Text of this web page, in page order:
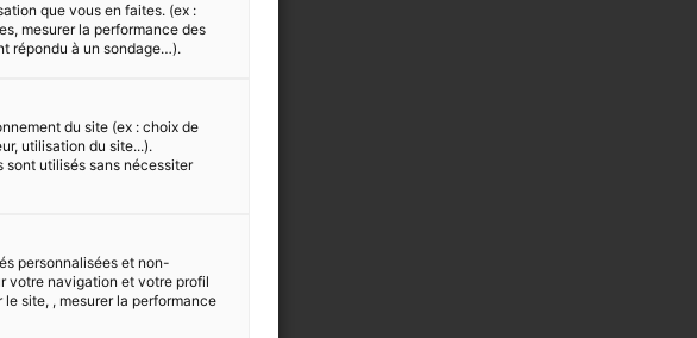
que vous en faites. (ex :
mesurer la performance des
répondu à un sondage…).
du site (ex : choix de
utilisation du site...).
sont utilisés sans nécessiter
personnalisées et non-
votre navigation et votre profil
site, , mesurer la performance